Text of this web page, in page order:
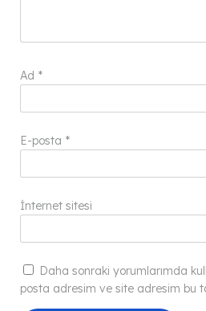
Ad *
E-posta *
İnternet sitesi
Daha sonraki yorumlarımda
posta adresim ve site adresim bu